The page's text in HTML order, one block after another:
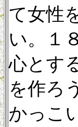
て女性
い。１
心とす
を作ろ
かっこ